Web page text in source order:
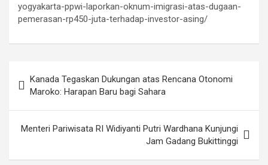
yogyakarta-ppwi-laporkan-oknum-imigrasi-atas-dugaan-
pemerasan-rp450-juta-terhadap-investor-asing/
navigation
Kanada Tegaskan Dukungan atas Rencana Otonomi
Maroko: Harapan Baru bagi Sahara
Menteri Pariwisata RI Widiyanti Putri Wardhana Kunjungi
Jam Gadang Bukittinggi